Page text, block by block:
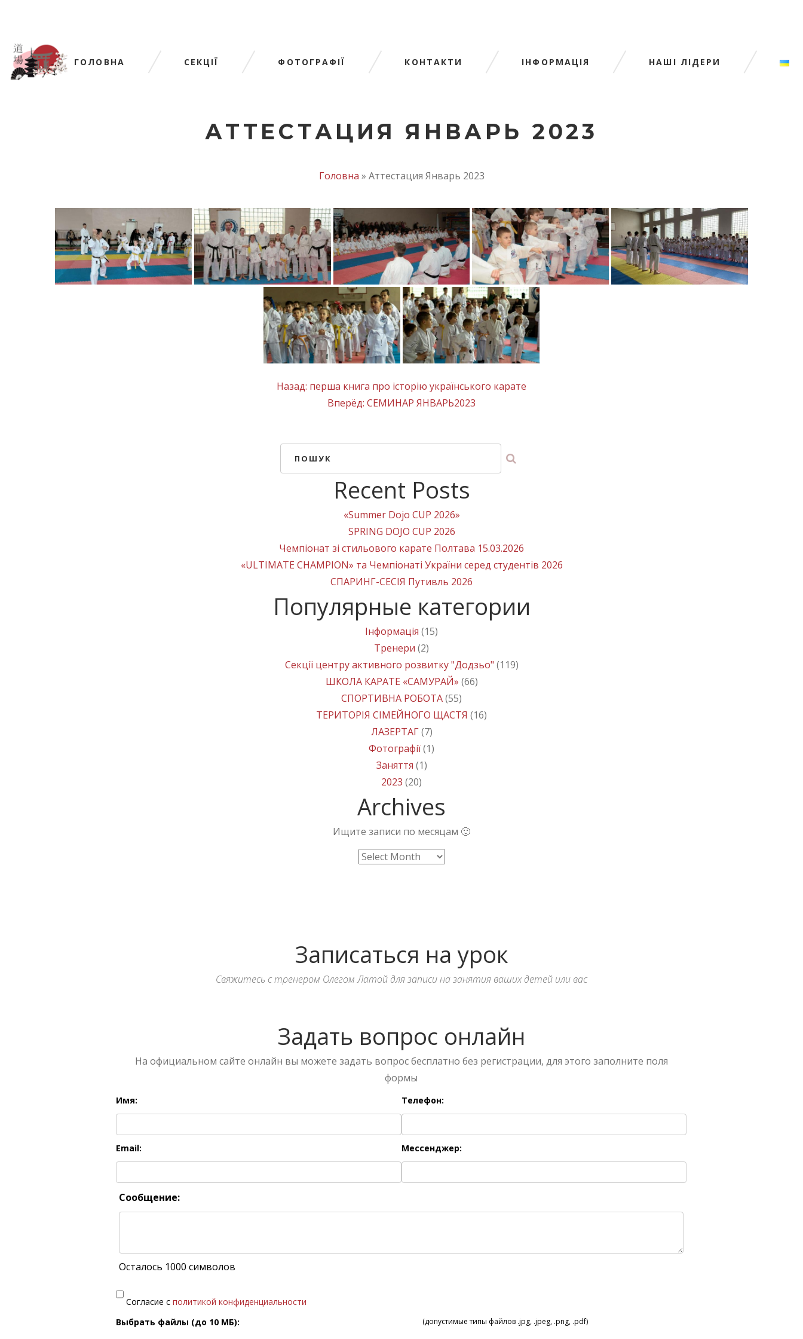
ГОЛОВНА СЕКЦІЇ ФОТОГРАФІЇ КОНТАКТИ ІНФОРМАЦІЯ НАШІ ЛІДЕРИ
АТТЕСТАЦИЯ ЯНВАРЬ 2023
Головна » Аттестация Январь 2023
Назад: перша книга про історію українського карате
Вперёд: СЕМИНАР ЯНВАРЬ2023
ПОШУК
Recent Posts
«Summer Dojo CUP 2026»
SPRING DOJO CUP 2026
Чемпіонат зі стильового карате Полтава 15.03.2026
«ULTIMATE CHAMPION» та Чемпіонаті України серед студентів 2026
СПАРИНГ-СЕСІЯ Путивль 2026
Популярные категории
Інформація (15)
Тренери (2)
Секції центру активного розвитку "Додзьо" (119)
ШКОЛА КАРАТЕ «САМУРАЙ» (66)
СПОРТИВНА РОБОТА(55)
ТЕРИТОРІЯ СІМЕЙНОГО ЩАСТЯ (16)
ЛАЗЕРТАГ(7)
Фотографії(1)
Заняття (1)
2023 (20)
Archives
Ищите записи по месяцам 🙂
Записаться на урок
Свяжитесь с тренером Олегом Латой для записи на занятия ваших детей или вас
Задать вопрос онлайн
На официальном сайте онлайн вы можете задать вопрос бесплатно без регистрации, для этого заполните поля
формы
Имя: Телефон:
Email: Мессенджер:
Сообщение:
Осталось 1000 символов
Согласие сполитикой конфиденциальности
Выбрать файлы (до 10 МБ):
(допустимые типы файлов .jpg, .jpeg, .png, .pdf)